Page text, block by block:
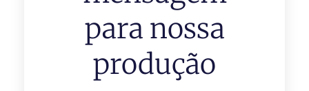
para nossa
produção